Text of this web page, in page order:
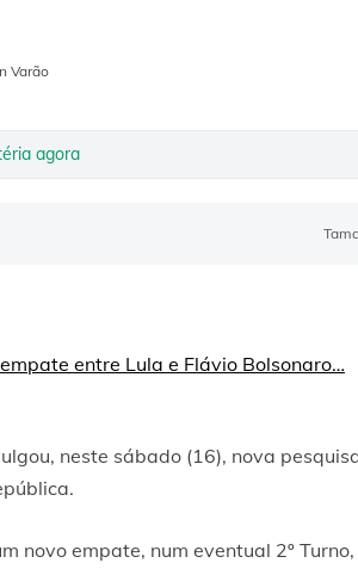
Varão
agora
neste sábado (16), nova
novo empate, num eventual 2º